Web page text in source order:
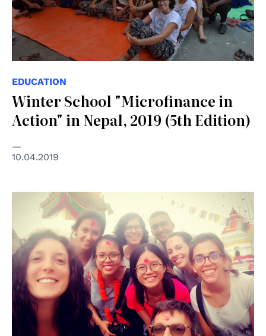
EDUCATION
Winter School "Microfinance in
Action" in Nepal, 2019 (5th Edition)
10.04.2019